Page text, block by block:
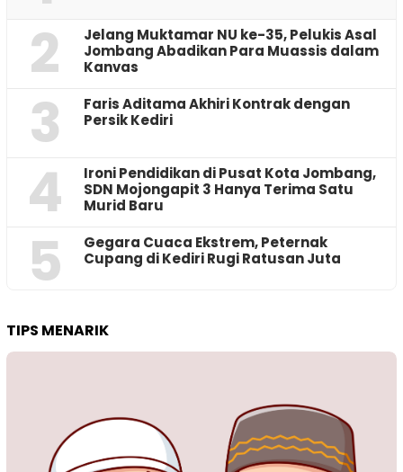
2
Jelang Muktamar NU ke-35, Pelukis Asal
Jombang Abadikan Para Muassis dalam
Kanvas
3
Faris Aditama Akhiri Kontrak dengan
Persik Kediri
4
Ironi Pendidikan di Pusat Kota Jombang,
SDN Mojongapit 3 Hanya Terima Satu
Murid Baru
5
‎Gegara Cuaca Ekstrem, Peternak
Cupang di Kediri Rugi Ratusan Juta
TIPS MENARIK